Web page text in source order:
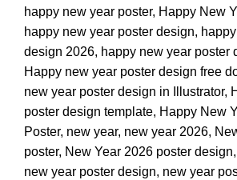
happy new year poster, Happy New
happy new year poster design,
design 2026, happy new year poster
Happy new year poster design free
new year poster design in Illustrator,
poster design template, Happy New
Poster, new year, new year 2026,
poster, New Year 2026 poster design,
new year poster design, new year